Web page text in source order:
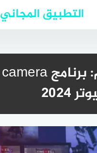
التطبيق المجاني
برنامج camera
2024